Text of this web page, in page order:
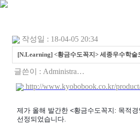
작성일 : 18-04-05 20:34
[N.Learning] <황금수도꼭지> 세종우수학술
글쓴이 : Administra…
http://www.kyobobook.co.kr/
제가 올해 발간한 <황금수도꼭지: 목적
선정되었습니다.